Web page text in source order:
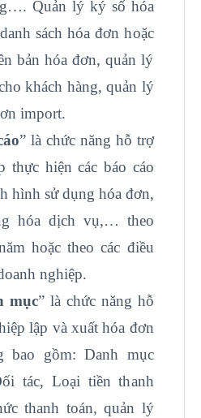
Quản lý ký số hóa
sách hóa đơn hoặc
bản hóa đơn, quản lý
khách hàng, quản lý
import.
” là chức năng hỗ trợ
thực hiện các báo cáo
hình sử dụng hóa đơn,
hóa dịch vụ,… theo
hoặc theo các điều
nghiệp.
mục” là chức năng hỗ
lập và xuất hóa đơn
bao gồm: Danh mục
tác, Loại tiền thanh
thanh toán, quản lý